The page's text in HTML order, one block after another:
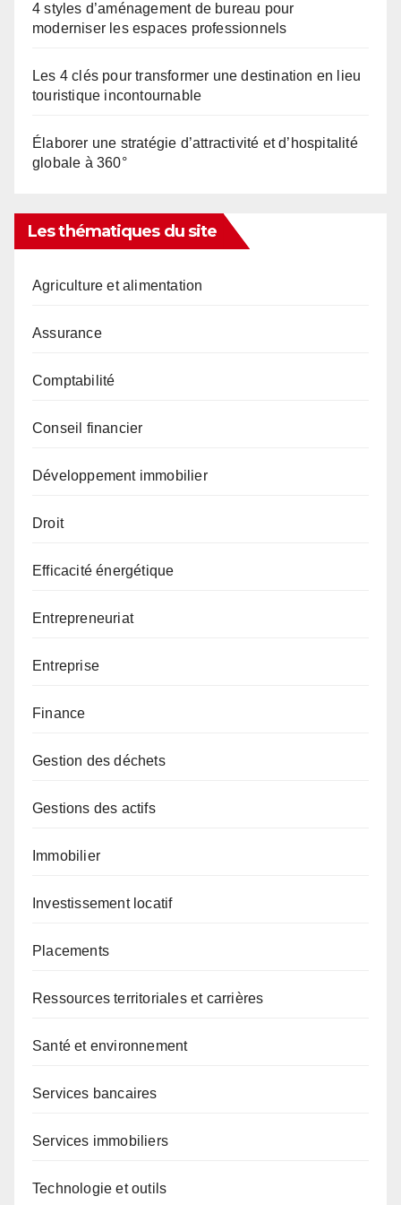
4 styles d’aménagement de bureau pour
moderniser les espaces professionnels
Les 4 clés pour transformer une destination en lieu
touristique incontournable
Élaborer une stratégie d’attractivité et d’hospitalité
globale à 360°
Les thématiques du site
Agriculture et alimentation
Assurance
Comptabilité
Conseil financier
Développement immobilier
Droit
Efficacité énergétique
Entrepreneuriat
Entreprise
Finance
Gestion des déchets
Gestions des actifs
Immobilier
Investissement locatif
Placements
Ressources territoriales et carrières
Santé et environnement
Services bancaires
Services immobiliers
Technologie et outils